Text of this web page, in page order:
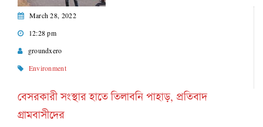
March 28, 2022
12:28 pm
groundxero
Environment
বেসরকারী সংস্থার হাতে তিলাবনি পাহাড়, প্রতিবাদ
গ্রামবাসীদের